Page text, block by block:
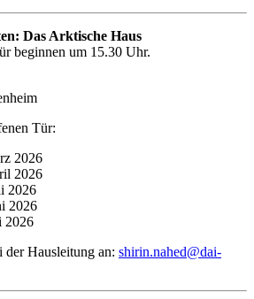
Das Arktische Haus
beginnen um 15.30 Uhr.
Tür:
2026
2026
2026
2026
2026
der Hausleitung an: shirin.nahed@dai-